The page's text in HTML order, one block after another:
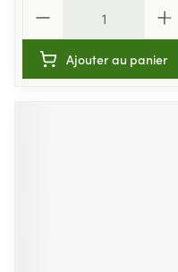
Ajouter au panier